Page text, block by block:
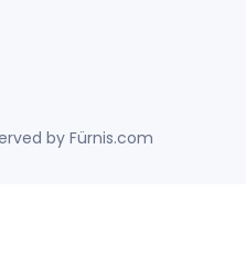
by Fürnis.com